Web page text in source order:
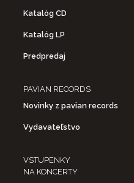
Katalóg CD
Katalóg LP
Predpredaj
PAVIAN RECORDS
Novinky z pavian records
Vydavateľstvo
VSTUPENKY
NA KONCERTY